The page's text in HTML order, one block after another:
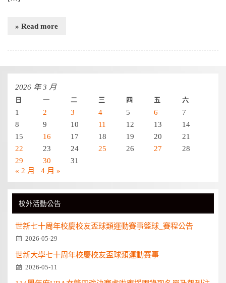
» Read more
2026 年 3 月
日 一 二 三 四 五 六
1 2 3 4 5 6
7
8
9 10 11 12 13
14
15
16 17 18 19 20
21
22
23 24 25 26 27
28
29
30
31
« 2 月
4 月 »
校外活動公告
世新七十周年校慶校友盃球類運動賽事籃球_賽程公告
2026-05-29
世新大學七十周年校慶校友盃球類運動賽事
2026-05-11